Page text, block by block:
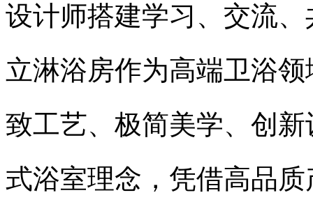
设计师搭建学习、交流
立淋浴房作为高端卫浴
致工艺、极简美学、创
式浴室理念，凭借高品